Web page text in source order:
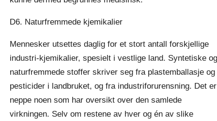
D6. Naturfremmede kjemikalier
Mennesker utsettes daglig for et stort antall forskjellige
industri-kjemikalier, spesielt i vestlige land. Syntetiske og
naturfremmede stoffer skriver seg fra plastemballasje og
pesticider i landbruket, og fra industriforurensning. Det er
neppe noen som har oversikt over den samlede
virkningen. Selv om restene av hver og én av slike